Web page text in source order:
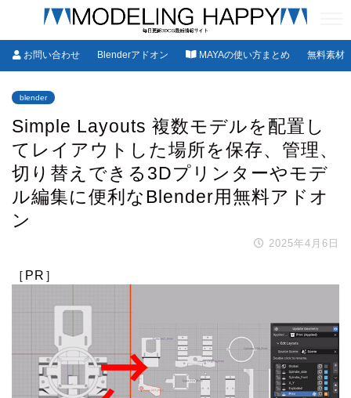
お問い合わせ Blenderアドオン MAYAの使い方まとめ 無料素材
blender
​Simple Layouts 複数モデルを配置し
てレイアウトした場所を保存、管理、
切り替えできる3Dプリンターやモデ
ル編集に便利なBlender用無料アドオ
ン
2025年4月6日
［PR］